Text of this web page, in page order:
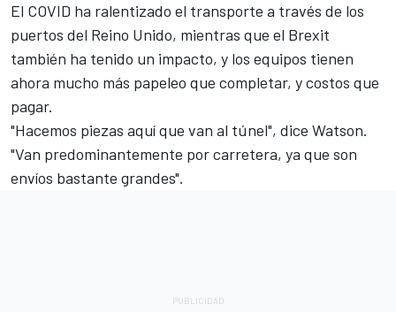
El COVID ha ralentizado el transporte a través de los
puertos del Reino Unido, mientras que el Brexit
también ha tenido un impacto, y los equipos tienen
ahora mucho más papeleo que completar, y costos que
pagar.
"Hacemos piezas aquí que van al túnel", dice Watson.
"Van predominantemente por carretera, ya que son
envíos bastante grandes".